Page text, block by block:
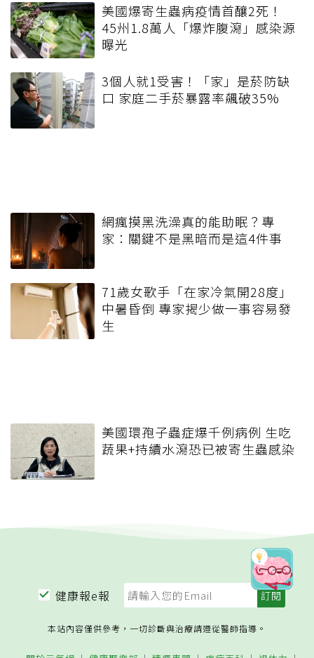
美國爆寄生蟲病疫情首釀2死！
45州1.8萬人「爆炸腹瀉」感染源
曝光
3個人就1受害！「家」是菸防缺
口 家庭二手菸暴露率飆破35%
網瘋摸黑洗澡真的能助眠？專
家：關鍵不是黑暗而是這4件事
71歲女歌手「在家冷氣開28度」
中暑昏倒 專家揭少做一事容易發
生
美國環孢子蟲症爆千例病例 生吃
蔬果+持續水瀉恐已被寄生蟲感染
健康報e報
本站內容僅供參考，一切診斷與治療請遵從醫師指導。